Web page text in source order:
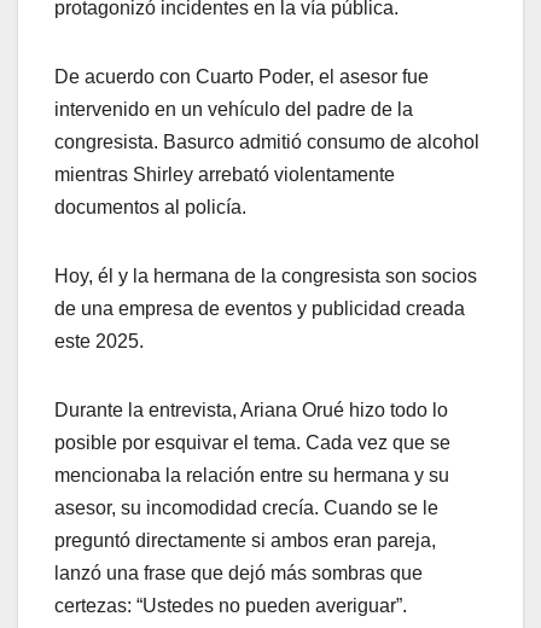
protagonizó incidentes en la vía pública.
De acuerdo con Cuarto Poder, el asesor fue
intervenido en un vehículo del padre de la
congresista. Basurco admitió consumo de alcohol
mientras Shirley arrebató violentamente
documentos al policía.
Hoy, él y la hermana de la congresista son socios
de una empresa de eventos y publicidad creada
este 2025.
Durante la entrevista, Ariana Orué hizo todo lo
posible por esquivar el tema. Cada vez que se
mencionaba la relación entre su hermana y su
asesor, su incomodidad crecía. Cuando se le
preguntó directamente si ambos eran pareja,
lanzó una frase que dejó más sombras que
certezas: “Ustedes no pueden averiguar”.